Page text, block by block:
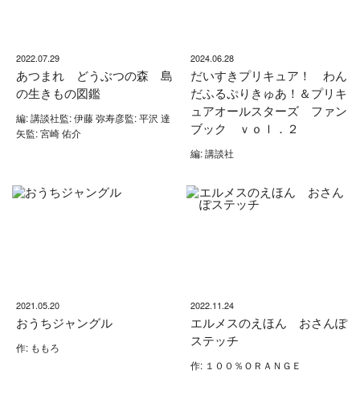
2022.07.29
あつまれ どうぶつの森 島
の生きもの図鑑
編: 講談社監: 伊藤 弥寿彦監: 平沢 達
矢監: 宮崎 佑介
2024.06.28
だいすきプリキュア！ わん
だふるぷりきゅあ！＆プリキ
ュアオールスターズ ファン
ブック ｖｏｌ．２
編: 講談社
2021.05.20
おうちジャングル
作: ももろ
2022.11.24
エルメスのえほん おさんぽ
ステッチ
作: １００％ＯＲＡＮＧＥ